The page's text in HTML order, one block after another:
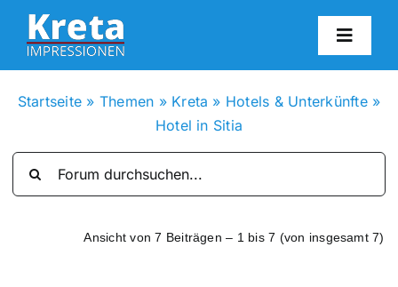
Zum
Inhalt
springen
Startseite » Themen » Kreta » Hotels & Unterkünfte»
Hotel in Sitia
Ansicht von 7 Beiträgen – 1 bis 7 (von insgesamt 7)